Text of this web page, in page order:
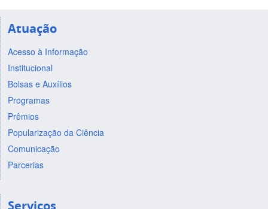
Atuação
Acesso à Informação
Institucional
Bolsas e Auxílios
Programas
Prêmios
Popularização da Ciência
Comunicação
Parcerias
Serviços